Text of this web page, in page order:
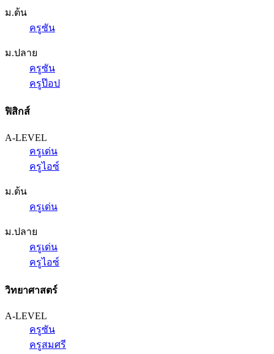
ม.ต้น
ครูซัน
ม.ปลาย
ครูซัน
ครูป๊อป
ฟิสิกส์
A-LEVEL
ครูเด่น
ครูไอซ์
ม.ต้น
ครูเด่น
ม.ปลาย
ครูเด่น
ครูไอซ์
วิทยาศาสตร์
A-LEVEL
ครูซัน
ครูสมศรี